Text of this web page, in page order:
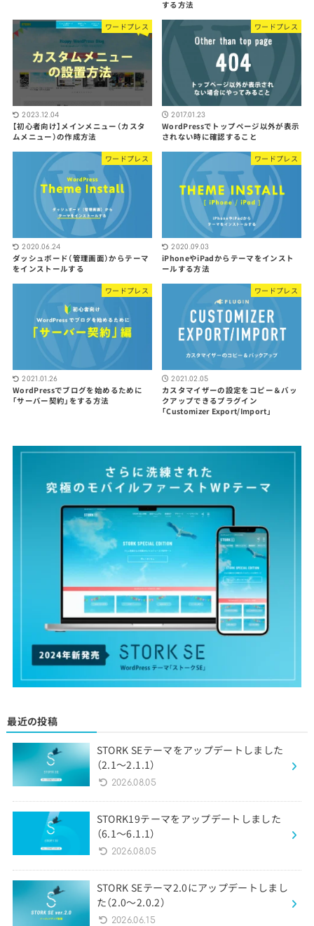
する方法
ワードプレス
2023.12.04
【初心者向け】メインメニュー（カスタ
ムメニュー）の作成方法
ワードプレス
2017.01.23
WordPressでトップページ以外が表示
されない時に確認すること
ワードプレス
2020.06.24
ダッシュボード（管理画面）からテーマ
をインストールする
ワードプレス
2020.09.03
iPhoneやiPadからテーマをインスト
ールする方法
ワードプレス
2021.01.26
WordPressでブログを始めるために
「サーバー契約」をする方法
ワードプレス
2021.02.05
カスタマイザーの設定をコピー＆バッ
クアップできるプラグイン
「Customizer Export/Import」
最近の投稿
STORK SEテーマをアップデートしました
（2.1〜2.1.1）
2026.08.05
STORK19テーマをアップデートしました
（6.1〜6.1.1）
2026.08.05
STORK SEテーマ2.0にアップデートしまし
た（2.0〜2.0.2）
2026.06.15